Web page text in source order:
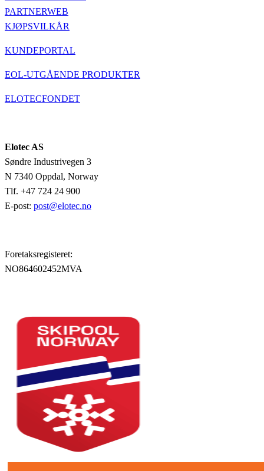
PARTNERWEB
KJØPSVILKÅR
KUNDEPORTAL
EOL-UTGÅENDE PRODUKTER
ELOTECFONDET
Elotec AS
Søndre Industrivegen 3
N 7340 Oppdal, Norway
Tlf. +47 724 24 900
E-post: post@elotec.no
Foretaksregisteret:
NO864602452MVA